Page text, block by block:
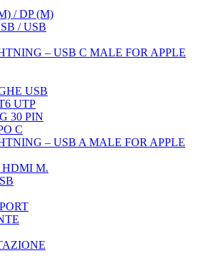
/ DP (M)
/ USB
– USB C MALE FOR APPLE
USB
UTP
30 PIN
C
– USB A MALE FOR APPLE
HDMI M.